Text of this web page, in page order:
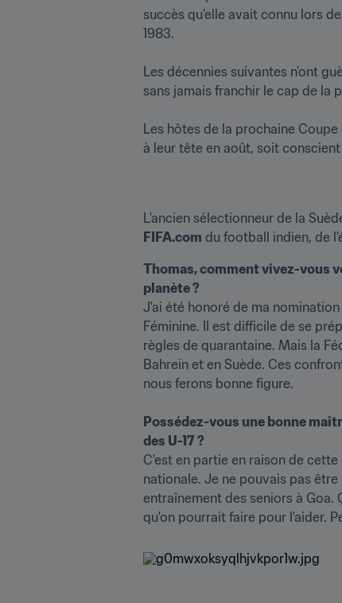
succès qu'elle avait connu lors
1983.
Les décennies suivantes n'ont
sans jamais franchir le cap de la
Les hôtes de la prochaine
à leur tête en août, soit
FIFA.com du football indien, de
Thomas, comment vivez-vous
planète ?
J'ai été honoré de ma
Féminine. Il est difficile de se
règles de quarantaine. Mais la
Bahreïn et en Suède. Ces
nous ferons bonne figure.
Possédez-vous une bonne
des U-17 ?
C'est en partie en raison de
nationale. Je ne pouvais pas être basé en Inde à cause
entraînement des seniors à Goa.
qu'on pourrait faire pour l'aider.